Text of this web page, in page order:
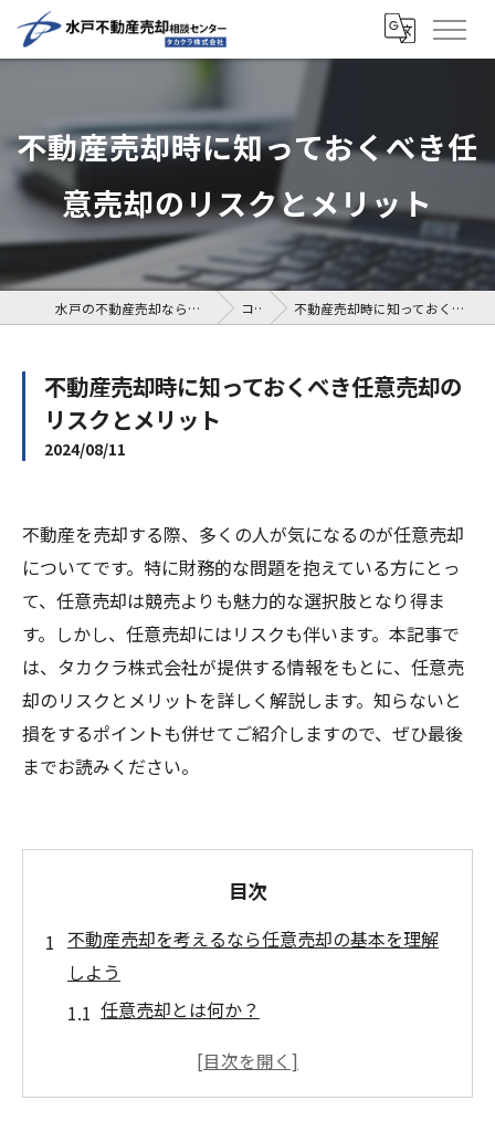
不動産売却時に知っておくべき任
意売却のリスクとメリット
水戸の不動産売却なら水戸不動産売却相談センター コラム 不動産売却時に知っておくべき任意売却のリスクとメリット
不動産売却時に知っておくべき任意売却の
リスクとメリット
2024/08/11
不動産を売却する際、多くの人が気になるのが任意売却
についてです。特に財務的な問題を抱えている方にとっ
て、任意売却は競売よりも魅力的な選択肢となり得ま
す。しかし、任意売却にはリスクも伴います。本記事で
は、タカクラ株式会社が提供する情報をもとに、任意売
却のリスクとメリットを詳しく解説します。知らないと
損をするポイントも併せてご紹介しますので、ぜひ最後
までお読みください。
目次
不動産売却を考えるなら任意売却の基本を理解
しよう
任意売却とは何か？
任意売却の基本的なプロセス